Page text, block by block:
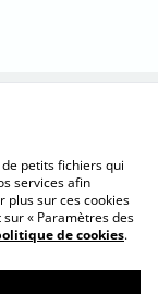
petits fichiers qui
services afin
plus sur ces cookies
« Paramètres des
de cookies.